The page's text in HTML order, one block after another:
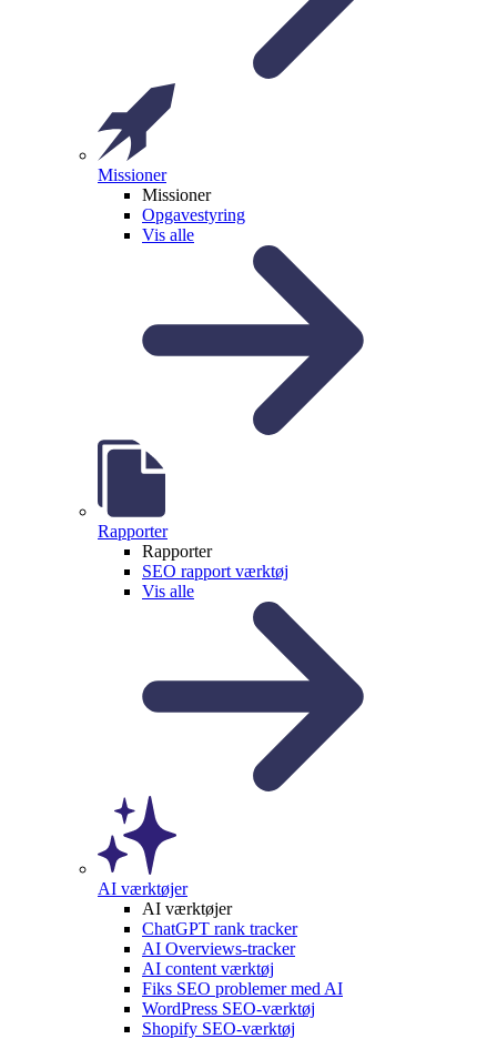
Missioner
Missioner
Opgavestyring
Vis alle
Rapporter
Rapporter
SEO rapport værktøj
Vis alle
AI værktøjer
AI værktøjer
ChatGPT rank tracker
AI Overviews-tracker
AI content værktøj
Fiks SEO problemer med AI
WordPress SEO-værktøj
Shopify SEO-værktøj